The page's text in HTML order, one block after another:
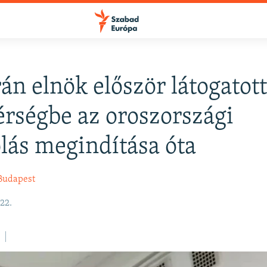
elnök először
az oroszországi
megindítása óta
Apple Podcasts